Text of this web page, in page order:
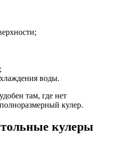
воды.
там, где нет
кулер.
кулеры